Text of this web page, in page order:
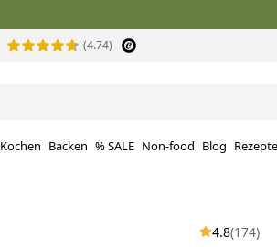
(4.74)
Kochen Backen % SALE Non-food Blog Rezepte
4.8(174)